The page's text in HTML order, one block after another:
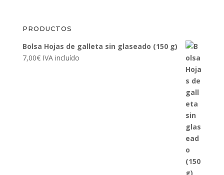
PRODUCTOS
Bolsa Hojas de galleta sin glaseado (150 g)
7,00€ IVA incluído